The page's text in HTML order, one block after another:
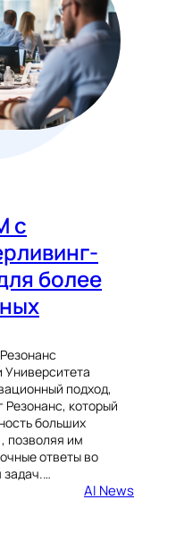
с
более
Университета
подход,
который
больших
позволяя им
ответы во
AI News